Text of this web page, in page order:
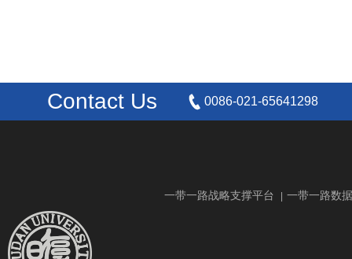
Contact Us 0086-021-65641298
一带一路战略支撑平台 一带一路数